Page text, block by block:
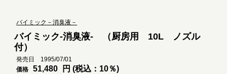
バイミック－消臭液－
バイミック-消臭液- （厨房用 10L ノズル
付）
発売日 1995/07/01
価格
51,480 円 (税込：10％)